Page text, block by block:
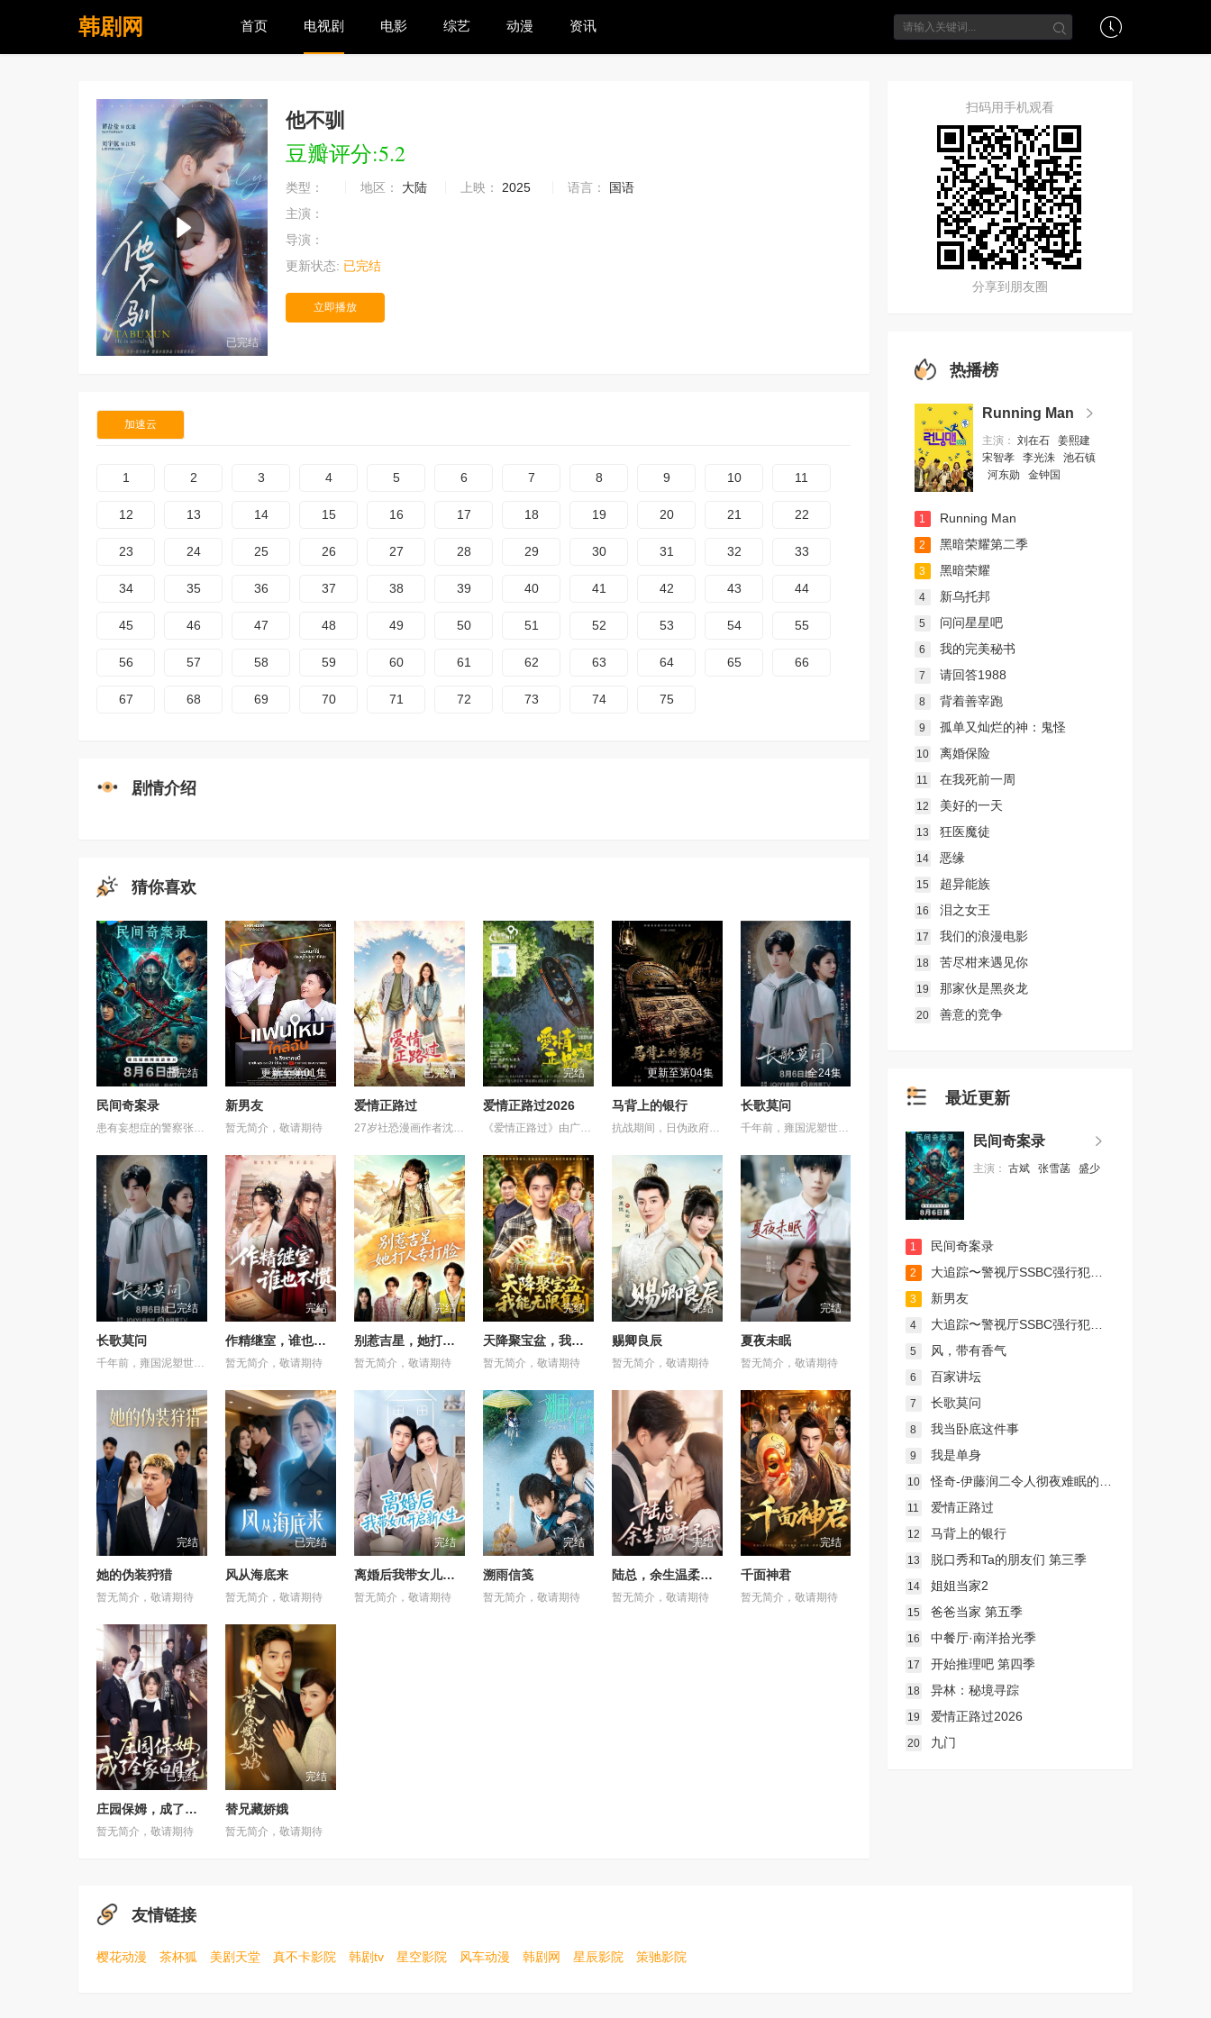
韩剧网 首页 电视剧 电影 综艺 动漫 资讯
已完结
他不驯
豆瓣评分:5.2
类型： 地区： 大陆 上映： 2025 语言：
国语
主演：
导演：
更新状态: 已完结
立即播放
加速云
1 2 3 4 5 6 7 8 9 10 11
12 13 14 15 16 17 18 19 20 21 22
23 24 25 26 27 28 29 30 31 32 33
34 35 36 37 38 39 40 41 42 43 44
45 46 47 48 49 50 51 52 53 54 55
56 57 58 59 60 61 62 63 64 65 66
67 68 69 70 71 72 73 74 75
剧情介绍
猜你喜欢
已完结
民间奇案录
患有妄想症的警察张天盛遇上一起离奇的神像杀人事件，勘案过程中，牵引出“婴胎报仇”，“娘娘索命”等一连串妖异事件，张天盛虽被种种诡怪幻象阻碍，却坚信这是藏在迷信后的人为诡计，勇于向封建传统宣战，敢于破除流传已久的迷信糟粕，最终，在战胜妄想症的同时，成功还原真相，伸张正义。
更新至第01集
新男友
暂无简介，敬请期待
已完结
爱情正路过
27岁社恐漫画作者沈筱兮遭遇创作危机与健康难题，身心陷入低谷，独自前往昆明开启告别之旅。途中她遇见热忱善良的彝族巴士司机木萨，春城美景、浓郁民族风情与木萨长久的陪伴，慢慢抚平她内心阴霾，唤醒创作灵感。她以二人相遇为蓝本创作漫画《爱情正路过》，在现实与笔下故事交织间完成自我救赎。剧集融合彝绣、扎染等云南非遗，聚焦心理困境、职业焦虑等现实话题，跳出俗套甜宠叙事，传递自愈重生的力量，入选“跟着微短剧去旅行”推荐剧目。
完结
爱情正路过2026
《爱情正路过》由广东局选送，岭南文化传媒（广东）有限公司出品，10分钟*12集，取景地为云南昆明滇池、海埂大坝等，讲述了两个性格迥异、生活经历不同的都市青年男女，在昆明旅行中彼此治愈与成长的爱情故事，展现了昆明文旅、非遗、少数民族文化等元素。
更新至第04集
马背上的银行
抗战期间，日伪政府强行推广、使用由“中国准备银行”发行的伪钞货币。根据党中央指示，高景波、徐邵梁、孙希光和黄鹰等人开始筹备建立冀南银行，手艺人张宝田在共产党人的感召下承担起印刷冀南币的使命。1939年，冀南银行正式宣布成立，此后不断遭受到日军和国民党反动派的阻挠镇压和围剿，邢台人民为了保护冀南银行付出了英勇牺牲。冀南银行的同志们在邢台人民的帮助下一次次瓦解了日军的阴谋，他们用生命保护银行资产，在烽火硝烟中坚持开展业务，在这场金融战争中取得了胜利。
全24集
长歌莫问
千年前，雍国泥塑世家楚门因进贡的“十二生肖”离奇流血炸裂，惨遭满门流放，楚父以死鸣冤。楚家大小姐楚梓鸢带着滔天恨意，在屠刀落地的瞬间，灵魂跨越千年，附身到了与她容貌一模一样的女大学生——楚长歌的身上。命运的齿轮再次转动... 重生后，她惊觉现任男友陈莫问竟与前世仇人南辰面貌如一。面对这张令她切齿又心动的“仇人脸”，楚梓鸢在复仇执念与现实温情间反复横跳，与陈莫问展开了一段亦敌亦友、极限拉扯的宿命羁绊。 与此同时，围绕楚门遗作“泥塑坐虎”的夺宝大战爆发，各方势力意图夺取其中暗藏的密集《天工开物》。在阴谋环伺的全国泥塑大赛中，面对对手的投毒陷害与技术封锁，楚长歌与陈莫问最终放下成见，携手破局。他们利用硬核化学原理强势拆穿延续千年的“流血”骗局，在惊险的博弈中不仅守护了家族命脉，更揭开了当年背叛背后的深情真相。最终，这份执念化为大爱，楚门非遗技艺在两人的共同守护下，跨越千年焕发出全新生机。
已完结
长歌莫问
完结
作精继室，谁也不惯
暂无简介，敬请期待
完结
别惹吉星，她打人专打脸
暂无简介，敬请期待
完结
天降聚宝盆，我能无限复制
暂无简介，敬请期待
完结
赐卿良辰
暂无简介，敬请期待
完结
夏夜未眠
暂无简介，敬请期待
完结
她的伪装狩猎
暂无简介，敬请期待
已完结
风从海底来
暂无简介，敬请期待
完结
离婚后我带女儿开启新人生
暂无简介，敬请期待
完结
溯雨信笺
暂无简介，敬请期待
完结
陆总，余生温柔予我
暂无简介，敬请期待
完结
千面神君
暂无简介，敬请期待
已完结
庄园保姆，成了全家白月光
暂无简介，敬请期待
完结
替兄藏娇娥
暂无简介，敬请期待
扫码用手机观看
分享到朋友圈
热播榜
Running Man
主演： 刘在石
姜熙建
宋智孝
李光洙
池石镇
河东勋
金钟国
1 Running Man
2 黑暗荣耀第二季
3 黑暗荣耀
4 新乌托邦
5 问问星星吧
6 我的完美秘书
7 请回答1988
8 背着善宰跑
9 孤单又灿烂的神：鬼怪
10 离婚保险
11 在我死前一周
12 美好的一天
13 狂医魔徒
14 恶缘
15 超异能族
16 泪之女王
17 我们的浪漫电影
18 苦尽柑来遇见你
19 那家伙是黑炎龙
20 善意的竞争
最近更新
民间奇案录
主演： 古斌 张雪菡 盛少
1 民间奇案录
2 大追踪〜警视厅SSBC强行犯系〜 第二季
3 新男友
4 大追踪〜警视厅SSBC强行犯系〜第二季
5 风，带有香气
6 百家讲坛
7 长歌莫问
8 我当卧底这件事
9 我是单身
10 怪奇-伊藤润二令人彻夜难眠的奇异故事－
11 爱情正路过
12 马背上的银行
13 脱口秀和Ta的朋友们 第三季
14 姐姐当家2
15 爸爸当家 第五季
16 中餐厅·南洋拾光季
17 开始推理吧 第四季
18 异林：秘境寻踪
19 爱情正路过2026
20 九门
友情链接
樱花动漫 茶杯狐 美剧天堂 真不卡影院 韩剧tv 星空影院 风车动漫 韩剧网 星辰影院 策驰影院